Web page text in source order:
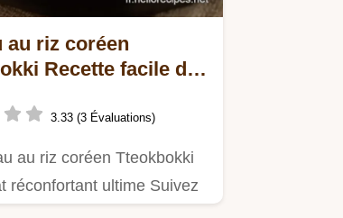
au riz coréen
Recette facile de
3.33 (3 Évaluations)
au riz coréen Tteokbokki
réconfortant ultime Suivez